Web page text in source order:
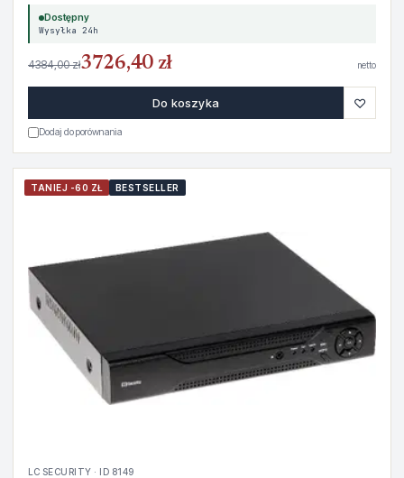
Dostępny
Wysyłka 24h
4384,00 zł3726,40 zł netto
Do koszyka ♡
Dodaj do porównania
TANIEJ -60 ZŁ BESTSELLER
LC SECURITY · ID 8149